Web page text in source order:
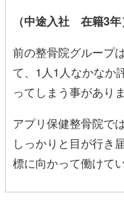
（中途入社 在籍3年
前の整骨院グループ
て、1人1人なかなか
ってしまう事がありま
アプリ保健整骨院で
しっかりと目が行き
標に向かって働けて